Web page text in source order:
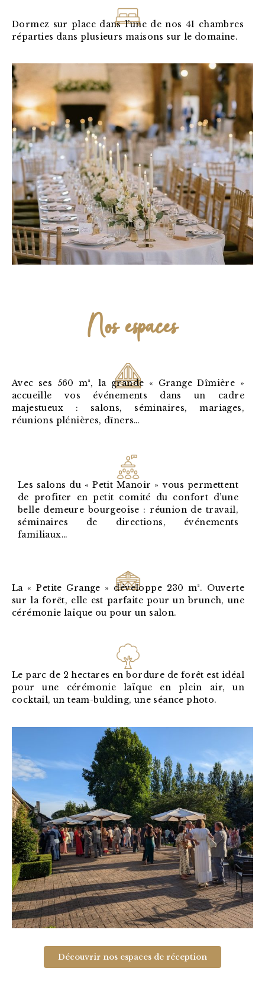
Dormez sur place dans l’une de nos 41 chambres
réparties dans plusieurs maisons sur le domaine.
Nos espaces
Avec ses 560m², la grande « Grange Dîmière »
accueille vos événements dans un cadre
majestueux : salons, séminaires, mariages,
réunions plénières, dîners…
Les salons du « Petit Manoir » vous permettent
de profiter en petit comité du confort d’une
belle demeure bourgeoise : réunion de travail,
séminaires de directions, événements
familiaux…
La « Petite Grange » développe 230m². Ouverte
sur la forêt, elle est parfaite pour un brunch, une
cérémonie laïque ou pour un salon.
Le parc de 2 hectares en bordure de forêt est idéal
pour une cérémonie laïque en plein air, un
cocktail, un team-bulding, une séance photo.
Découvrir nos espaces de réception